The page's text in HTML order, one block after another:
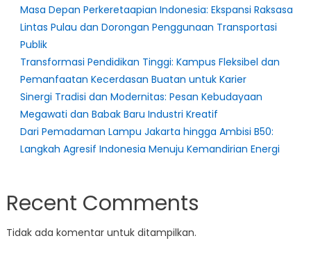
Masa Depan Perkeretaapian Indonesia: Ekspansi Raksasa
Lintas Pulau dan Dorongan Penggunaan Transportasi
Publik
Transformasi Pendidikan Tinggi: Kampus Fleksibel dan
Pemanfaatan Kecerdasan Buatan untuk Karier
Sinergi Tradisi dan Modernitas: Pesan Kebudayaan
Megawati dan Babak Baru Industri Kreatif
Dari Pemadaman Lampu Jakarta hingga Ambisi B50:
Langkah Agresif Indonesia Menuju Kemandirian Energi
Recent Comments
Tidak ada komentar untuk ditampilkan.